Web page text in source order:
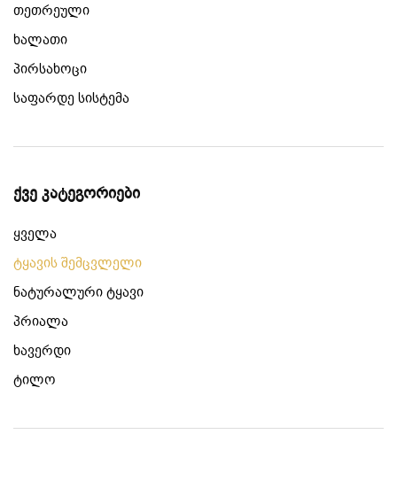
თეთრეული
ხალათი
პირსახოცი
საფარდე სისტემა
ქვე კატეგორიები
ყველა
ტყავის შემცვლელი
ნატურალური ტყავი
პრიალა
ხავერდი
ტილო